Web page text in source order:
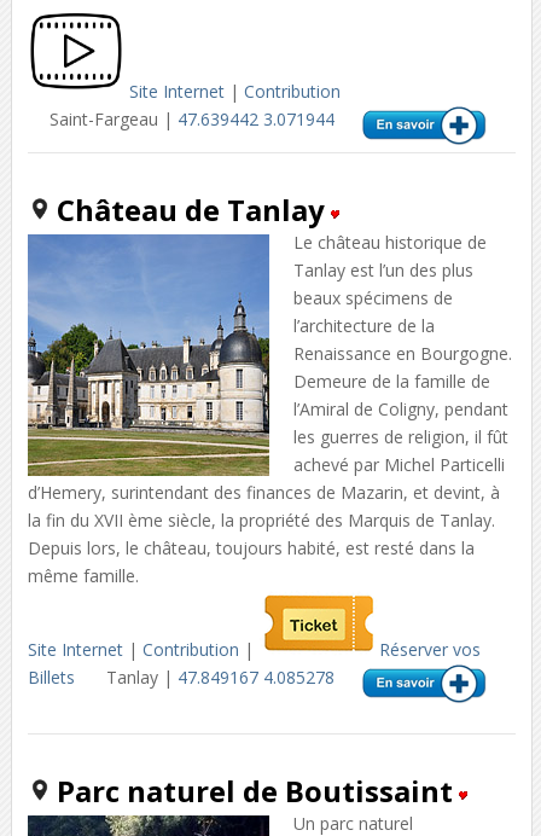
Site Internet| Contribution
Saint-Fargeau | 47.639442 3.071944
Château de Tanlay
Le château historique de
Tanlay est l’un des plus
beaux spécimens de
l’architecture de la
Renaissance en Bourgogne.
Demeure de la famille de
l’Amiral de Coligny, pendant
les guerres de religion, il fût
achevé par Michel Particelli
d’Hemery, surintendant des finances de Mazarin, et devint, à
la fin du XVII ème siècle, la propriété des Marquis de Tanlay.
Depuis lors, le château, toujours habité, est resté dans la
même famille.
Site Internet| Contribution |
Réserver vos
Billets
Tanlay | 47.849167 4.085278
Parc naturel de Boutissaint
Un parc naturel